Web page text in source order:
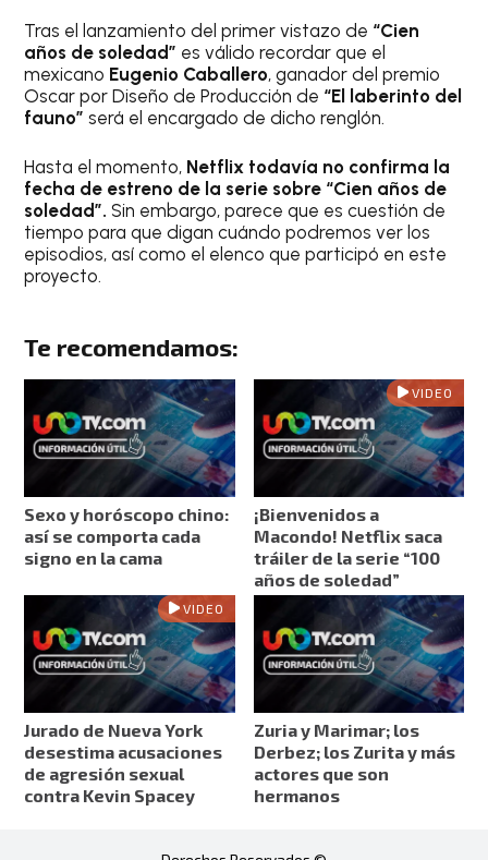
Tras el lanzamiento del primer vistazo de “Cien
años de soledad” es válido recordar que el
mexicano Eugenio Caballero, ganador del premio
Oscar por Diseño de Producción de “El laberinto del
fauno” será el encargado de dicho renglón.
Hasta el momento, Netflix todavía no confirma la
fecha de estreno de la serie sobre “Cien años de
soledad”. Sin embargo, parece que es cuestión de
tiempo para que digan cuándo podremos ver los
episodios, así como el elenco que participó en este
proyecto.
Te recomendamos:
Sexo y horóscopo chino:
así se comporta cada
signo en la cama
VIDEO
¡Bienvenidos a
Macondo! Netflix saca
tráiler de la serie “100
años de soledad”
VIDEO
Jurado de Nueva York
desestima acusaciones
de agresión sexual
contra Kevin Spacey
Zuria y Marimar; los
Derbez; los Zurita y más
actores que son
hermanos